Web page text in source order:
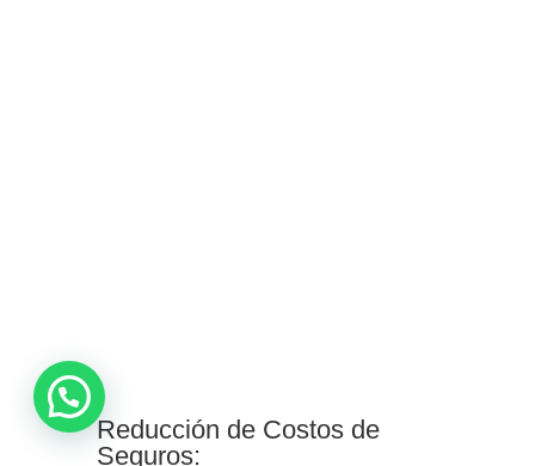
Reducción de Costos de
Seguros: